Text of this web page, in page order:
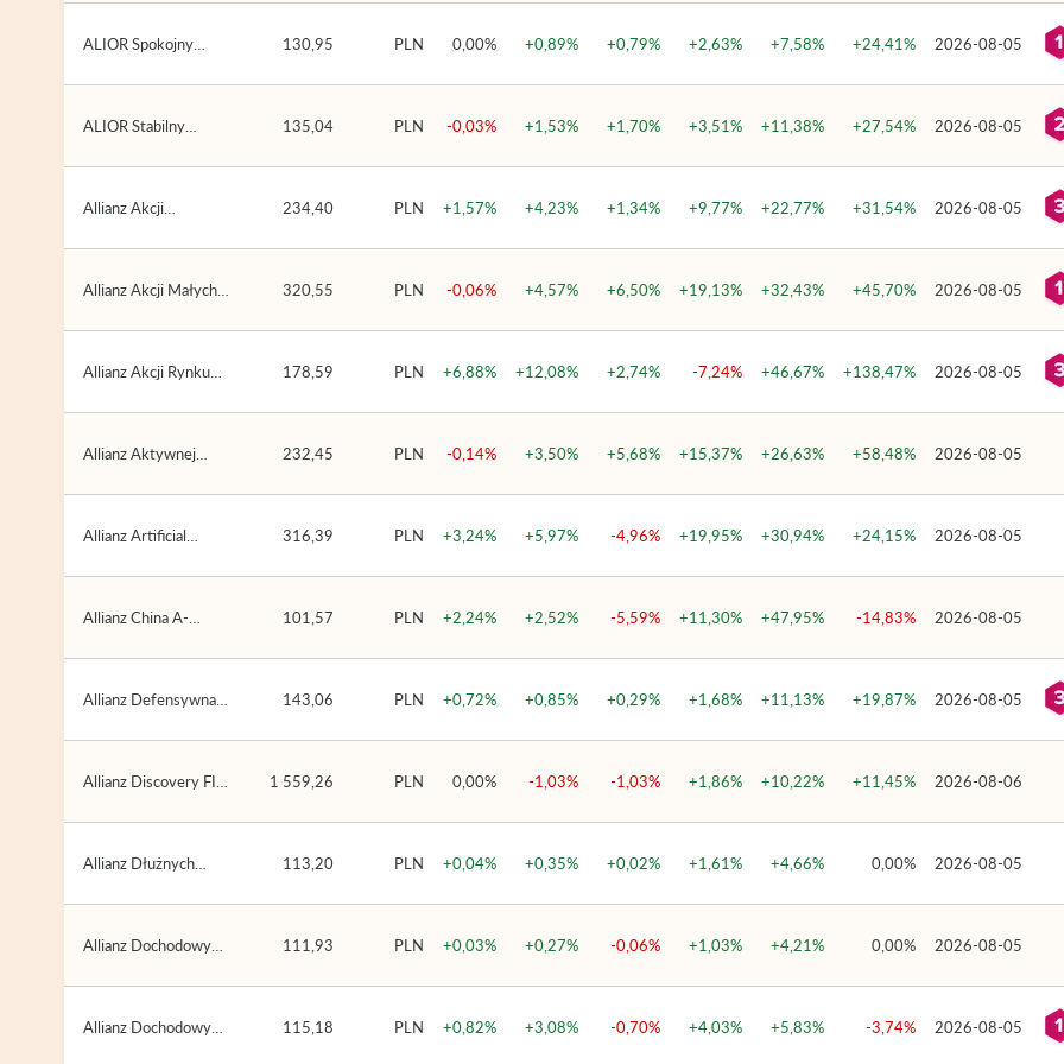
ALIOR Spokojny
SFIO)
130,95 PLN 0,00% +0,89% +0,79% +2,63% +7,58% +24,41% 2026-08-05
ALIOR Stabilny
SFIO)
135,04 PLN -0,03% +1,53% +1,70% +3,51% +11,38% +27,54% 2026-08-05
Allianz Akcji
FIO)
234,40 PLN +1,57% +4,23% +1,34% +9,77% +22,77% +31,54% 2026-08-05
Allianz Akcji Małych i
(Allianz FIO)
320,55 PLN -0,06% +4,57% +6,50% +19,13% +32,43% +45,70% 2026-08-05
Allianz Akcji Rynku
178,59 PLN +6,88% +12,08% +2,74% -7,24% +46,67% +138,47% 2026-08-05
Allianz Aktywnej
232,45 PLN -0,14% +3,50% +5,68% +15,37% +26,63% +58,48% 2026-08-05
Allianz Artificial
SFIO)
316,39 PLN +3,24% +5,97% -4,96% +19,95% +30,94% +24,15% 2026-08-05
Allianz China A-
101,57 PLN +2,24% +2,52% -5,59% +11,30% +47,95% -14,83% 2026-08-05
Allianz Defensywna
SFIO)
143,06 PLN +0,72% +0,85% +0,29% +1,68% +11,13% +19,87% 2026-08-05
Allianz Discovery FIZ
1 559,26 PLN 0,00% -1,03% -1,03% +1,86% +10,22% +11,45% 2026-08-06
Allianz Dłużnych
Korporacyjnych
113,20 PLN +0,04% +0,35% +0,02% +1,61% +4,66% 0,00% 2026-08-05
Allianz Dochodowy
111,93 PLN +0,03% +0,27% -0,06% +1,03% +4,21% 0,00% 2026-08-05
Allianz Dochodowy
115,18 PLN +0,82% +3,08% -0,70% +4,03% +5,83% -3,74% 2026-08-05